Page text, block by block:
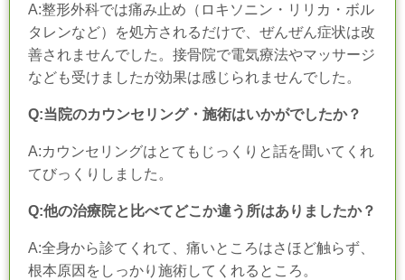
A:整形外科では痛み止め（ロキソニン・リリカ・ボル
タレンなど）を処方されるだけで、ぜんぜん症状は改
善されませんでした。接骨院で電気療法やマッサージ
なども受けましたが効果は感じられませんでした。
Q:当院のカウンセリング・施術はいかがでしたか？
A:カウンセリングはとてもじっくりと話を聞いてくれ
てびっくりしました。
Q:他の治療院と比べてどこか違う所はありましたか？
A:全身から診てくれて、痛いところはさほど触らず、
根本原因をしっかり施術してくれるところ。